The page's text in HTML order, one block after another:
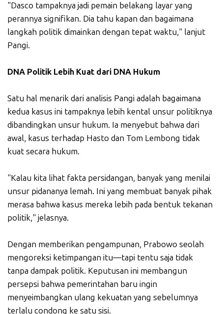
"Dasco tampaknya jadi pemain belakang layar yang
perannya signifikan. Dia tahu kapan dan bagaimana
langkah politik dimainkan dengan tepat waktu," lanjut
Pangi.
DNA Politik Lebih Kuat dari DNA Hukum
Satu hal menarik dari analisis Pangi adalah bagaimana
kedua kasus ini tampaknya lebih kental unsur politiknya
dibandingkan unsur hukum. Ia menyebut bahwa dari
awal, kasus terhadap Hasto dan Tom Lembong tidak
kuat secara hukum.
"Kalau kita lihat fakta persidangan, banyak yang menilai
unsur pidananya lemah. Ini yang membuat banyak pihak
merasa bahwa kasus mereka lebih pada bentuk tekanan
politik," jelasnya.
Dengan memberikan pengampunan, Prabowo seolah
mengoreksi ketimpangan itu—tapi tentu saja tidak
tanpa dampak politik. Keputusan ini membangun
persepsi bahwa pemerintahan baru ingin
menyeimbangkan ulang kekuatan yang sebelumnya
terlalu condong ke satu sisi.